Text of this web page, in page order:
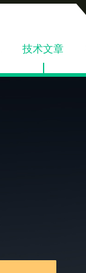
技术文章